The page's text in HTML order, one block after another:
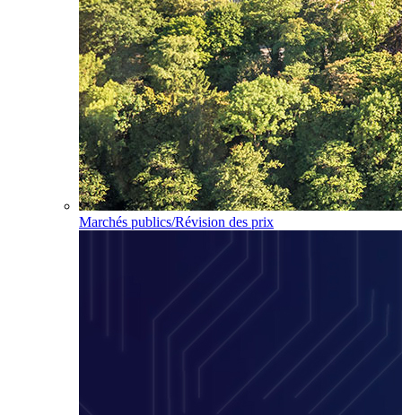
Marchés publics/Révision des prix